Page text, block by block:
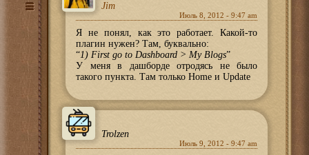
Jim
Июль 8, 2012 - 9:47 am
Я не понял, как это работает. Какой-то
плагин нужен? Там, буквально:
“1) First go to Dashboard > My Blogs”
У меня в дашборде отродясь не было
такого пункта. Там только Home и Update
Trolzen
Июль 9, 2012 - 9:47 am